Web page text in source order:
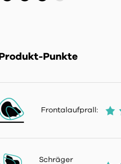
Produkt-Punkte
Frontalaufprall:
Schräger